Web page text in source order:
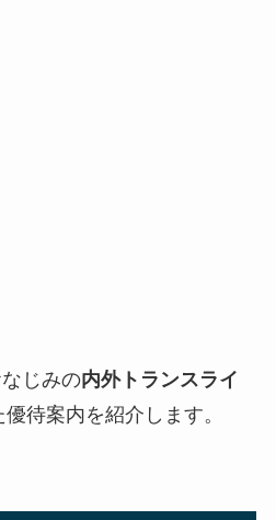
じみの内外トランスライ
待案内を紹介します。